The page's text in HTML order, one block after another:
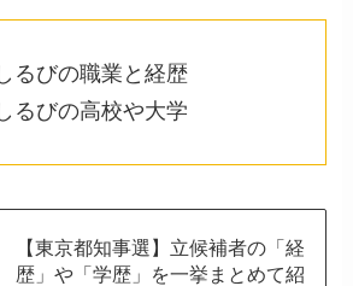
るびの職業と経歴
るびの高校や大学
【東京都知事選】立候補者の「経
歴」や「学歴」を一挙まとめて紹